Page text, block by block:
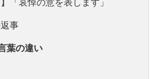
「哀悼の意を表します」
事
葉の違い